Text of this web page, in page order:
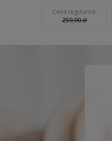
Cena regularna:
259,90 zł